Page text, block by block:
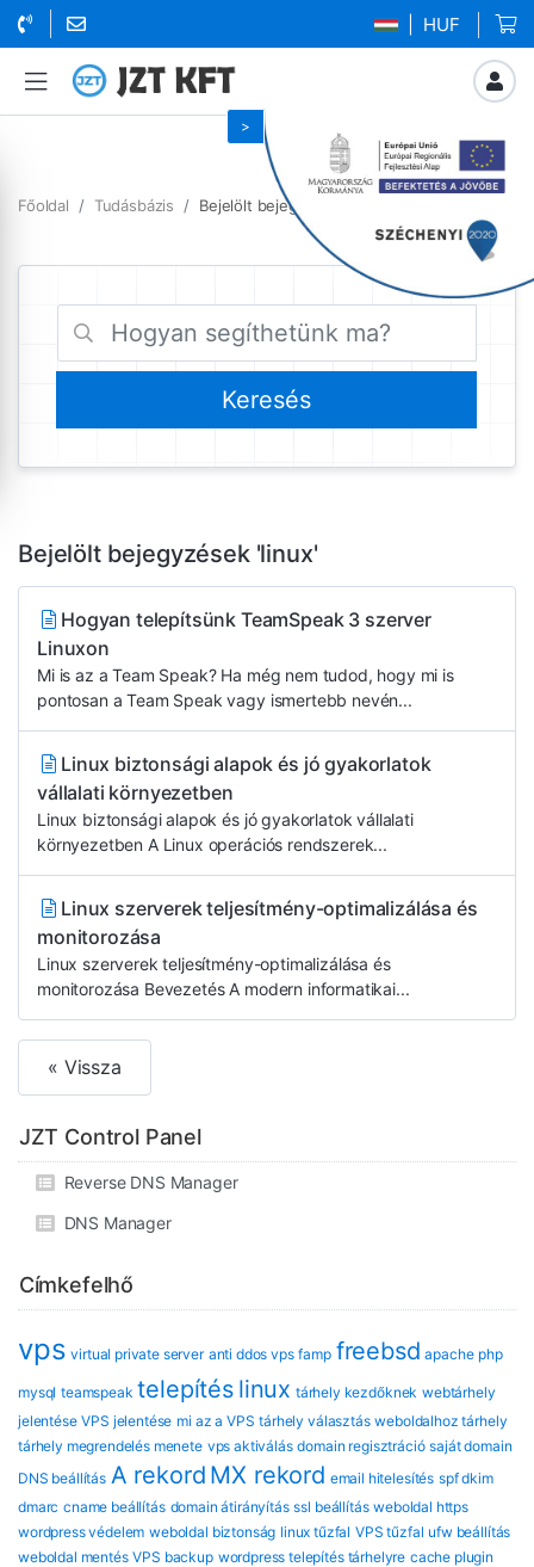
| HUF
Főoldal Tudásbázis Bejelölt bejegyzések linux
Bejelölt bejegyzések 'linux'
Hogyan telepítsünk TeamSpeak 3 szerver
Linuxon
Mi is az a Team Speak? Ha még nem tudod, hogy mi is
pontosan a Team Speak vagy ismertebb nevén...
Linux biztonsági alapok és jó gyakorlatok
vállalati környezetben
Linux biztonsági alapok és jó gyakorlatok vállalati
környezetben A Linux operációs rendszerek...
Linux szerverek teljesítmény-optimalizálása és
monitorozása
Linux szerverek teljesítmény-optimalizálása és
monitorozása Bevezetés A modern informatikai...
« Vissza
JZT Control Panel
Reverse DNS Manager
DNS Manager
Címkefelhő
vps virtual private server anti ddos vps famp freebsd apache php
mysql teamspeak telepítés linux tárhely kezdőknek webtárhely
jelentése VPS jelentése mi az a VPS tárhely választás weboldalhoz tárhely
tárhely megrendelés menete vps aktiválás domain regisztráció saját domain
DNS beállítás A rekord MX rekord email hitelesítés spf dkim
dmarc cname beállítás domain átirányítás ssl beállítás weboldal https
wordpress védelem weboldal biztonság linux tűzfal VPS tűzfal ufw beállítás
weboldal mentés VPS backup wordpress telepítés tárhelyre cache plugin